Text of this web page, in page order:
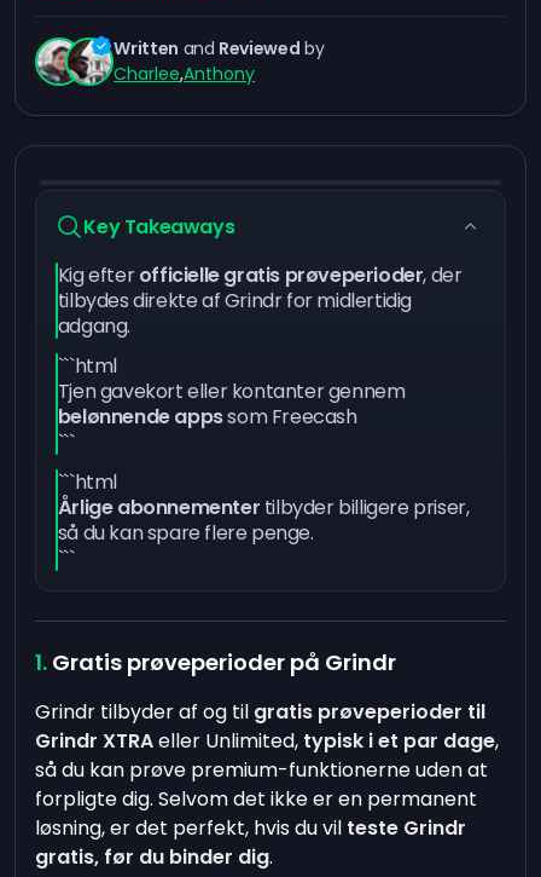
Written and Reviewed by
Charlee,Anthony
Key Takeaways
Kig efterofficielle gratis prøveperioder, der
tilbydes direkte af Grindr for midlertidig
adgang.
```html
Tjen gavekort eller kontanter gennem
belønnende appssom Freecash
```
```html
Årlige abonnementer tilbyder billigere priser,
så du kan spare flere penge.
```
Gratis prøveperioder på Grindr
Grindr tilbyder af og til gratis prøveperioder til
Grindr XTRAeller Unlimited, typisk i et par dage,
så du kan prøve premium-funktionerne uden at
forpligte dig. Selvom det ikke er en permanent
løsning, er det perfekt, hvis du vil teste Grindr
gratis, før du binder dig.